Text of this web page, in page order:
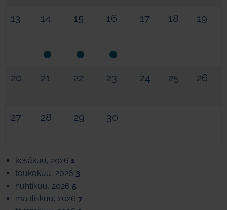
13 14 15 16 17 18 19
20 21 22 23 24 25 26
27 28 29 30
kesäkuu, 2026 1
toukokuu, 2026 3
huhtikuu, 2026 5
maaliskuu, 2026 7